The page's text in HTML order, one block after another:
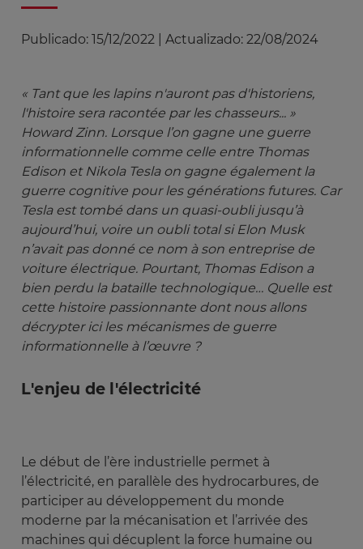
Publicado: 15/12/2022 Actualizado: 22/08/2024
« Tant que les lapins n'auront pas d'historiens,
l'histoire sera racontée par les chasseurs... »
Howard Zinn. Lorsque l’on gagne une guerre
informationnelle comme celle entre Thomas
Edison et Nikola Tesla on gagne également la
guerre cognitive pour les générations futures. Car
Tesla est tombé dans un quasi-oubli jusqu’à
aujourd’hui, voire un oubli total si Elon Musk
n’avait pas donné ce nom à son entreprise de
voiture électrique. Pourtant, Thomas Edison a
bien perdu la bataille technologique… Quelle est
cette histoire passionnante dont nous allons
décrypter ici les mécanismes de guerre
informationnelle à l’œuvre ?
L'enjeu de l'électricité
Le début de l’ère industrielle permet à
l’électricité, en parallèle des hydrocarbures, de
participer au développement du monde
moderne par la mécanisation et l’arrivée des
machines qui décuplent la force humaine ou